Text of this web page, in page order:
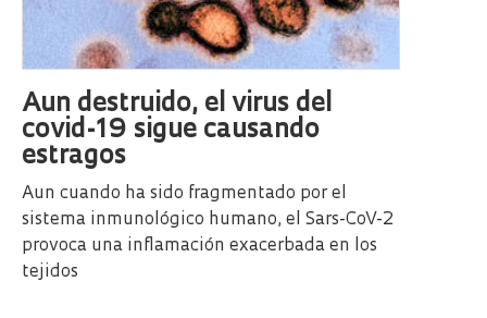
Aun destruido, el virus del
covid-19 sigue causando
estragos
Aun cuando ha sido fragmentado por el
sistema inmunológico humano, el Sars-CoV-2
provoca una inflamación exacerbada en los
tejidos